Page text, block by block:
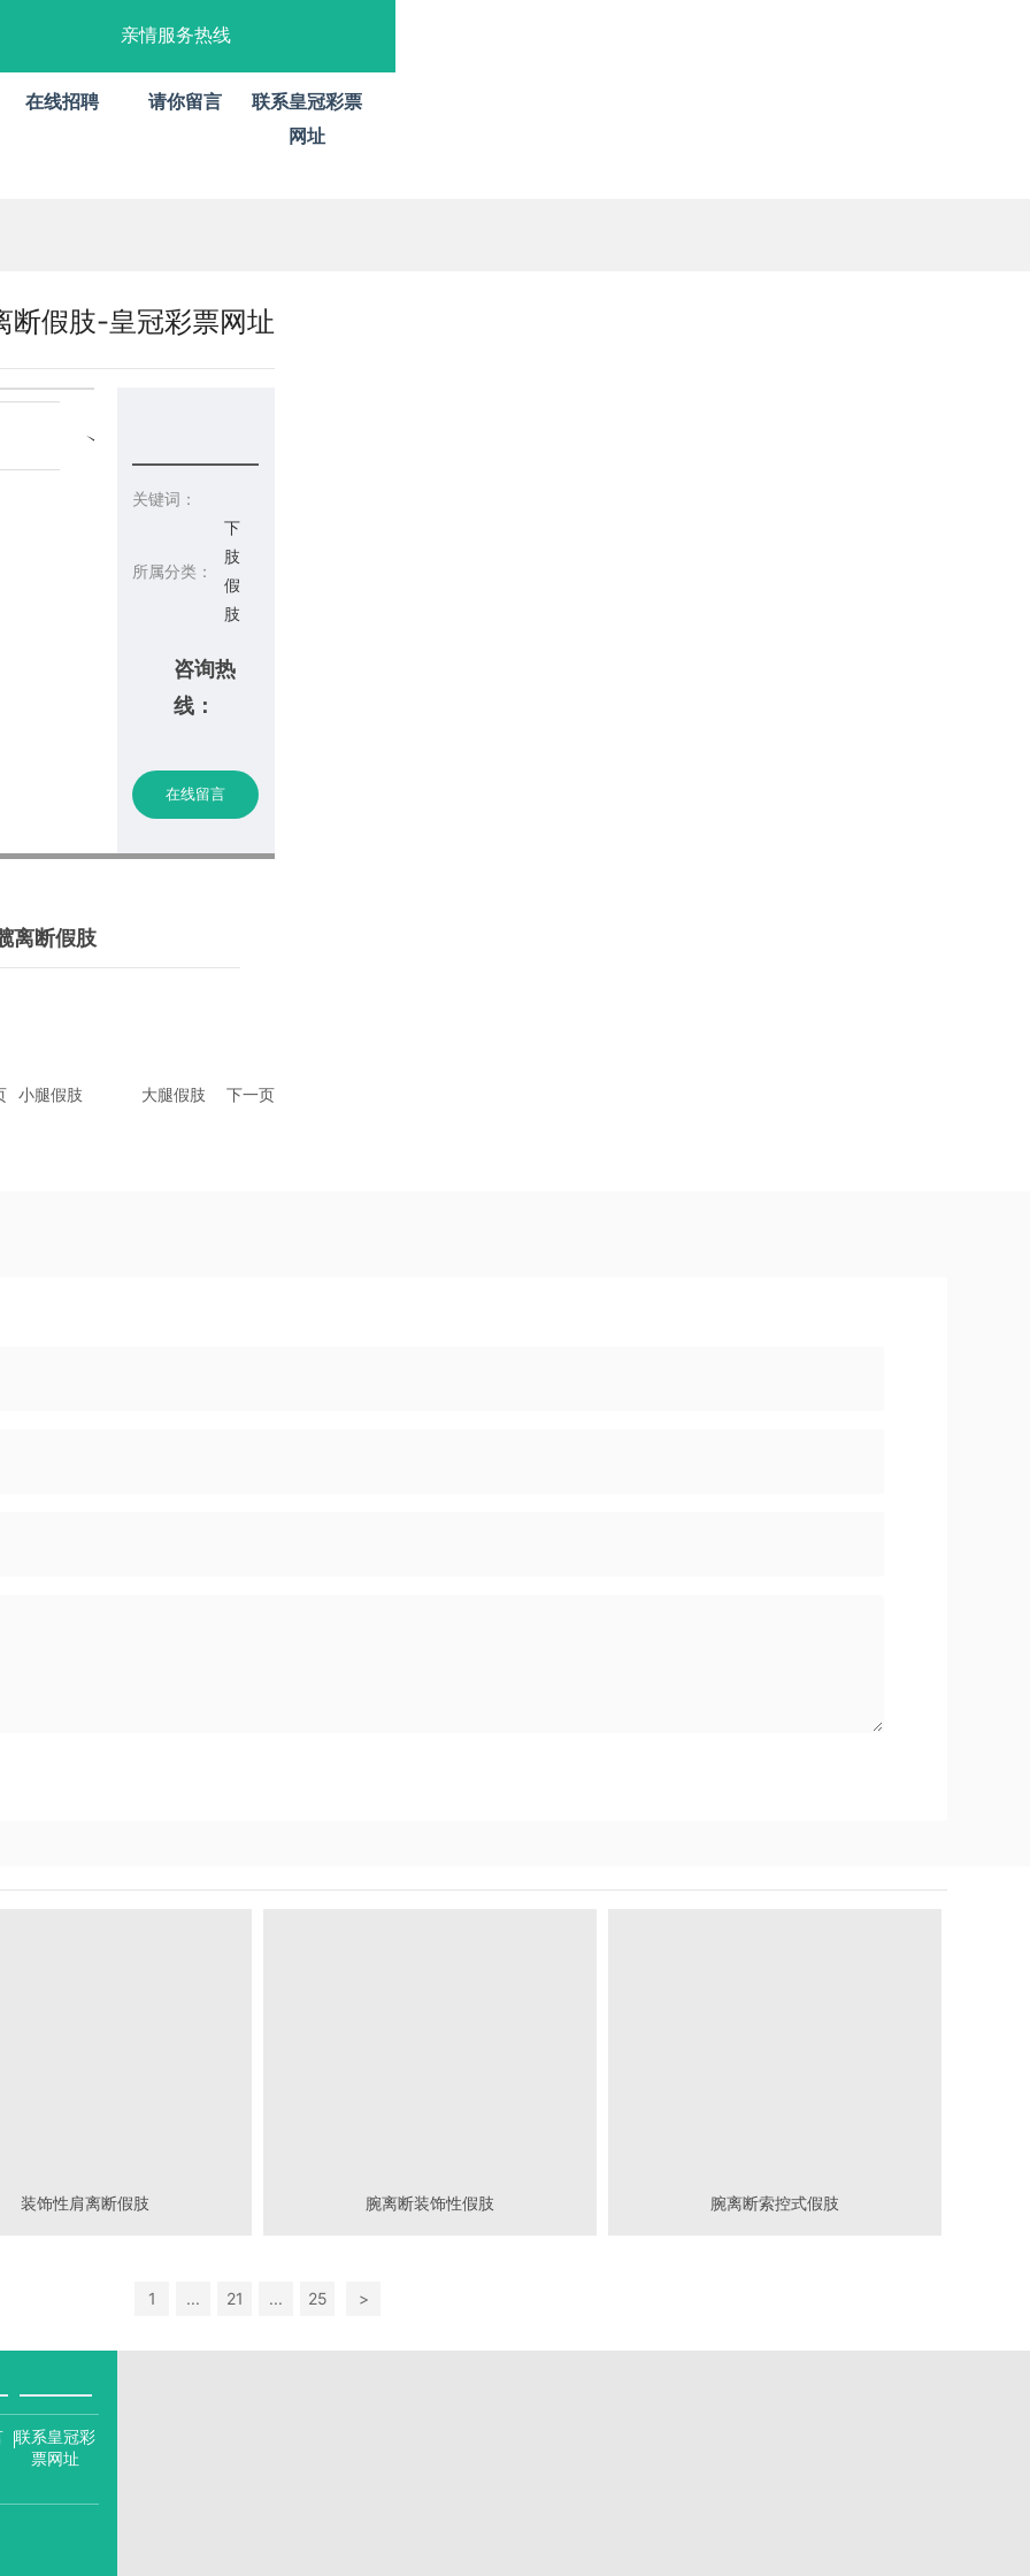
亲情服务热线
在线招聘 请你留言
联系皇冠彩票
网址
断假肢-皇冠彩票网址
关键词：
所属分类：
下
肢
假
肢
咨询热
线：
在线留言
离断假肢
小腿假肢 大腿假肢 下一页
装饰性肩离断假肢 腕离断装饰性假肢 腕离断索控式假肢
1 ... 21 ... 25 >
联系皇冠彩
票网址